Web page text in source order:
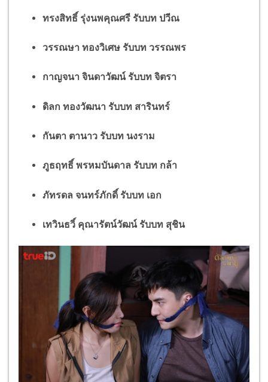
ทรงสิทธิ์ รุ่งนพคุณศรี รับบท ปวีณ
วรรณษา ทองวิเศษ รับบท วรรณพร
กาญจนา จินดาวัฒน์ รับบท จิตรา
ดิลก ทองวัฒนา รับบท สารินทร์
กันตา ตานาว รับบท นงราม
ภูธฤทธิ์ พรหมบันดาล รับบท กล้า
ภัทรดล จนทร์ภักดิ์ รับบท เอก
เทวินธวิ์ คุณารัตน์วัฒน์ รับบท สุชิน